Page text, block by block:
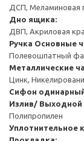
ДСП, Меламиновая
Дно ящика:
ДВП, Акриловая
Ручка Основные
Полевошпатный
Металлические
Цинк,
Сифон
Излив/ Выходной
Полипропилен
Уплотнительное